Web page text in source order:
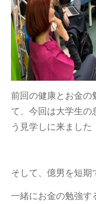
前回の健康とお金の
て、今回は大学生の
う見学しに来ました
そして、億男を短期
一緒にお金の勉強す